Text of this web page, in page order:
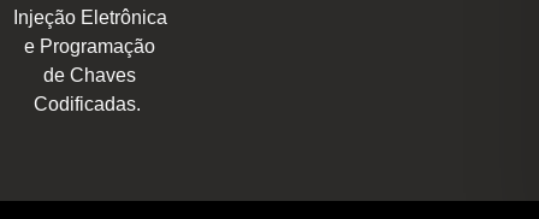
Injeção Eletrônica
e Programação
de Chaves
Codificadas.